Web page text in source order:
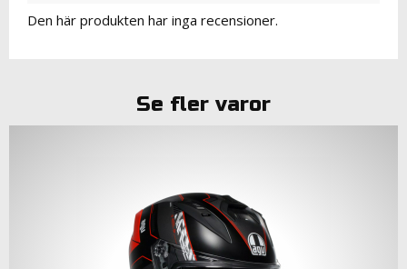
Den här produkten har inga recensioner.
Se fler varor